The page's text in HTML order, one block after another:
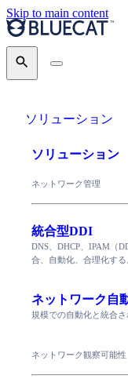
Skip to main content
Search
ソリューション
ソリューション
ネットワーク管理
統合型DDI
DNS、DHCP、IPAM（
合、自動化、合理化する
ネットワーク自
規模での自動化と統合
ネットワーク観察可能性